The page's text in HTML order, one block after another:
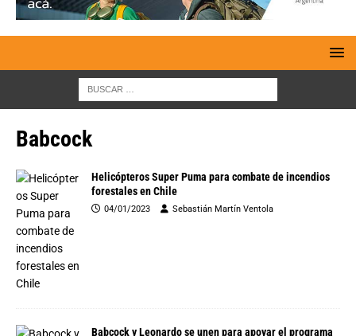
Babcock
Helicópteros Super Puma para combate de incendios
forestales en Chile
04/01/2023 Sebastián Martín Ventola
Babcock y Leonardo se unen para apoyar el programa